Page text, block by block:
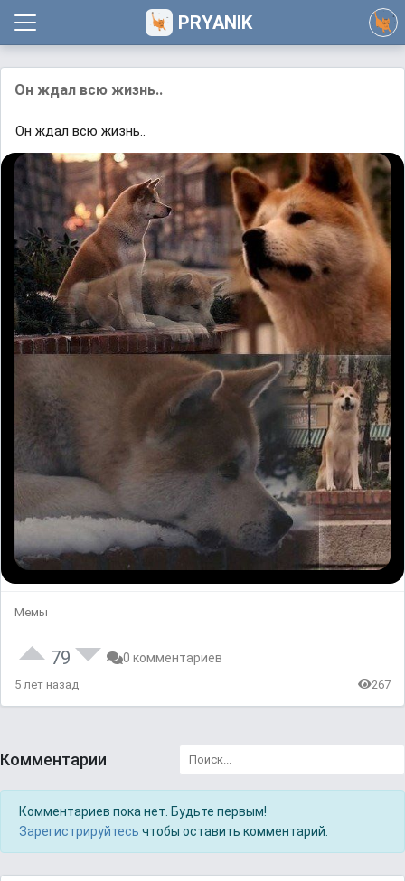
PRYANIK
Он ждал всю жизнь..
Он ждал всю жизнь..
Мемы
79 0 комментариев
5 лет назад 267
Комментарии
Комментариев пока нет. Будьте первым!
Зарегистрируйтесь чтобы оставить комментарий.